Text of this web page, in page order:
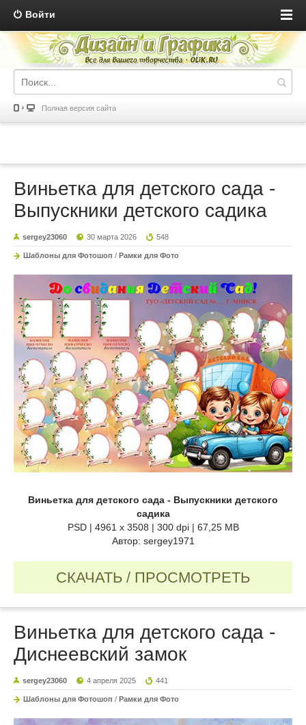
Войти
Полная версия сайта
Виньетка для детского сада -
Выпускники детского садика
sergey23060 30 марта 2026 548
Шаблоны для Фотошоп / Рамки для Фото
Виньетка для детского сада - Выпускники детского
садика
PSD | 4961 x 3508 | 300 dpi | 67,25 MB
Автор: sergey1971
СКАЧАТЬ / ПРОСМОТРЕТЬ
Виньетка для детского сада -
Диснеевский замок
sergey23060 4 апреля 2025 441
Шаблоны для Фотошоп / Рамки для Фото